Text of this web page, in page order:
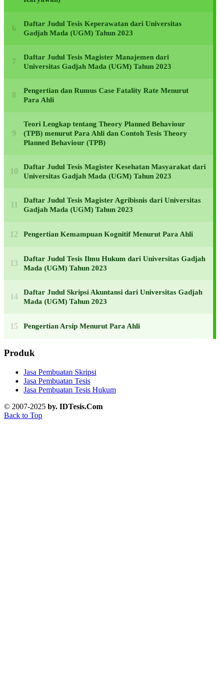
Daftar Judul Tesis Keperawatan dari Universitas
Gadjah Mada (UGM) Tahun 2023
Daftar Judul Tesis Magister Manajemen dari
Universitas Gadjah Mada (UGM) Tahun 2023
Pengertian dan Rumus Case Fatality Rate Menurut
Para Ahli
Teori Lengkap tentang Theory Planned Behaviour
(TPB) menurut Para Ahli dan Contoh Tesis Theory
Planned Behaviour (TPB)
Daftar Judul Tesis Magister Kesehatan Masyarakat dari
Universitas Gadjah Mada (UGM) Tahun 2023
Daftar Judul Tesis Magister Agribisnis dari Universitas
Gadjah Mada (UGM) Tahun 2023
Pengertian Kemampuan Kognitif Menurut Para Ahli
Daftar Judul Tesis Ilmu Hukum dari Universitas Gadjah
Mada (UGM) Tahun 2023
Daftar Judul Skripsi Akuntansi dari Universitas Gadjah
Mada (UGM) Tahun 2023
Pengertian Arsip Menurut Para Ahli
Produk
Jasa Pembuatan Skripsi
Jasa Pembuatan Tesis
Jasa Pembuatan Tesis Hukum
© 2007-2025 by. IDTesis.Com
Back to Top